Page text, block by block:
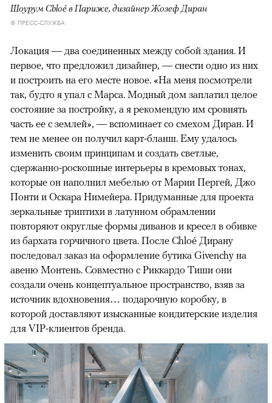
Шоурум Chloé в Париже, дизайнер Жозеф Диран
© ПРЕСС-СЛУЖБА
Локация — два соединенных между собой здания. И
первое, что предложил дизайнер, — снести одно из них
и построить на его месте новое. «На меня посмотрели
так, будто я упал с Марса. Модный дом заплатил целое
состояние за постройку, а я рекомендую им сровнять
часть ее с землей», — вспоминает со смехом Диран. И
тем не менее он получил карт-бланш. Ему удалось
изменить своим принципам и создать светлые,
сдержанно-роскошные интерьеры в кремовых тонах,
которые он наполнил мебелью от Марии Пергей, Джо
Понти и Оскара Нимейера. Придуманные для проекта
зеркальные триптихи в латунном обрамлении
повторяют округлые формы диванов и кресел в обивке
из бархата горчичного цвета. После Chloé Дирану
последовал заказ на оформление бутика Givenchy на
авеню Монтень. Совместно с Риккардо Тиши они
создали очень концептуальное пространство, взяв за
источник вдохновения… подарочную коробку, в
которой доставляют изысканные кондитерские изделия
для VIP-клиентов бренда.